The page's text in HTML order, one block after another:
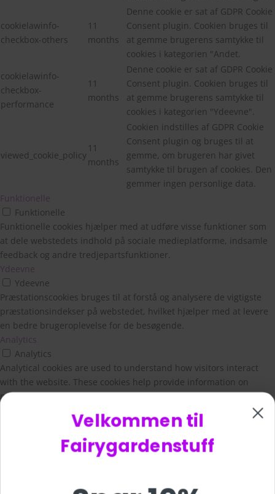
cookielawinfo-
checkbox-others
11
months
Denne cookie er sat af GDPR Cookie
Consent plugin. Cookien bruges til
at gemme brugerens samtykke til
cookies i kategorien "Andet.
cookielawinfo-
checkbox-
performance
11
months
Denne cookie er sat af GDPR Cookie
Consent plugin. Cookien bruges til
at gemme brugerens samtykke til
cookies i kategorien "Ydeevne".
viewed_cookie_policy
11
months
Cookien indstilles af GDPR Cookie
Consent plugin og bruges til at
gemme, om brugeren har givet
samtykke til brugen af cookies. Den
gemmer ingen personlige data.
Funktionelle
Funktionelle
Funktionelle cookies hjælper med at udføre visse funktioner som
at dele webstedets indhold på sociale medieplatforme, indsamle
feedback og andre tredjepartsfunktioner.
Ydeevne
Ydeevne
Præstationscookies bruges til at forstå og analysere de vigtigste
præstationsindekser på webstedet, hvilket hjælper med at levere
en bedre brugeroplevelse for de besøgende.
Analytics
Analytics
Analytical cookies are used to understand how visitors interact
with the website. These cookies help provide information on
metrics the number of visitors, bounce rate, traffic source, etc.
Annoncecookies bruges til at give besøgende relevante annoncer
og marketingkampagner. Disse cookies sporer besøgende på
Velkommen til
Spar 10%
På din første ordre